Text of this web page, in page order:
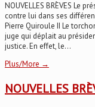
NOUVELLES BRÈVES Le
contre lui dans ses
Pierre Quiroule II Le
juge qui déplait au
justice. En effet, le...
Plus/More →
NOUVELLES